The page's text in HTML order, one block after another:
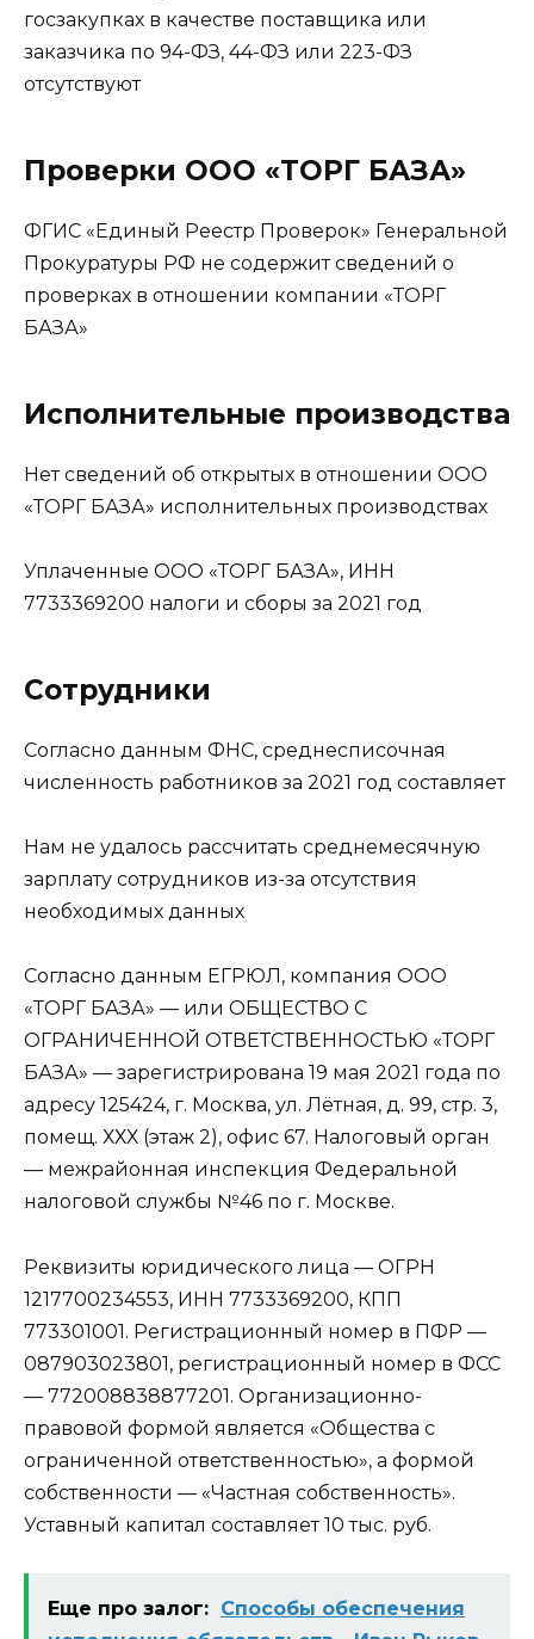
госзакупках в качестве поставщика или
заказчика по 94-ФЗ, 44-ФЗ или 223-ФЗ
отсутствуют
Проверки ООО «ТОРГ БАЗА»
ФГИС «Единый Реестр Проверок» Генеральной
Прокуратуры РФ не содержит сведений о
проверках в отношении компании «ТОРГ
БАЗА»
Исполнительные производства
Нет сведений об открытых в отношении ООО
«ТОРГ БАЗА» исполнительных производствах
Уплаченные ООО «ТОРГ БАЗА», ИНН
7733369200 налоги и сборы за 2021 год
Сотрудники
Согласно данным ФНС, среднесписочная
численность работников за 2021 год составляет
Нам не удалось рассчитать среднемесячную
зарплату сотрудников из-за отсутствия
необходимых данных
Согласно данным ЕГРЮЛ, компания ООО
«ТОРГ БАЗА» — или ОБЩЕСТВО С
ОГРАНИЧЕННОЙ ОТВЕТСТВЕННОСТЬЮ «ТОРГ
БАЗА» — зарегистрирована 19 мая 2021 года по
адресу 125424, г. Москва, ул. Лётная, д. 99, стр. 3,
помещ. ХХХ (этаж 2), офис 67. Налоговый орган
— межрайонная инспекция Федеральной
налоговой службы №46 по г. Москве.
Реквизиты юридического лица — ОГРН
1217700234553, ИНН 7733369200, КПП
773301001. Регистрационный номер в ПФР —
087903023801, регистрационный номер в ФСС
— 772008838877201. Организационно-
правовой формой является «Общества с
ограниченной ответственностью», а формой
собственности — «Частная собственность».
Уставный капитал составляет 10 тыс. руб.
Еще про залог: Способы обеспечения